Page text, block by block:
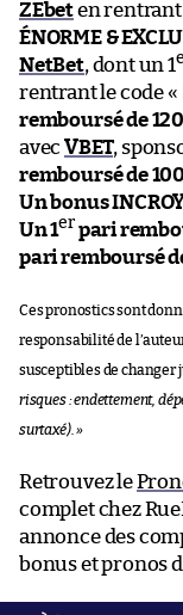
ZEbeten rentrant
ÉNORME &
NetBet, dont un 1
rentrant le code «
remboursé de
avecVBET,
remboursé de
Un bonus
Un 1er pari
pari remboursé
Ces pronostics sont
responsabilité de
susceptibles de changer
risques : endettement,
surtaxé). »
Retrouvez le
complet chez
annonce des
bonus et pronos